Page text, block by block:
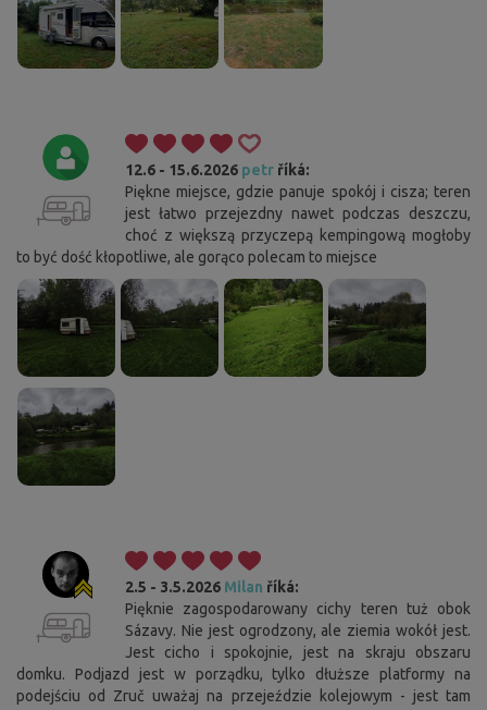
12.6 - 15.6.2026 petr říká:
Piękne miejsce, gdzie panuje spokój i cisza; teren
jest łatwo przejezdny nawet podczas deszczu,
choć z większą przyczepą kempingową mogłoby
to być dość kłopotliwe, ale gorąco polecam to miejsce
2.5 - 3.5.2026 Milan říká:
Pięknie zagospodarowany cichy teren tuż obok
Sázavy. Nie jest ogrodzony, ale ziemia wokół jest.
Jest cicho i spokojnie, jest na skraju obszaru
domku. Podjazd jest w porządku, tylko dłuższe platformy na
podejściu od Zruč uważaj na przejeździe kolejowym - jest tam